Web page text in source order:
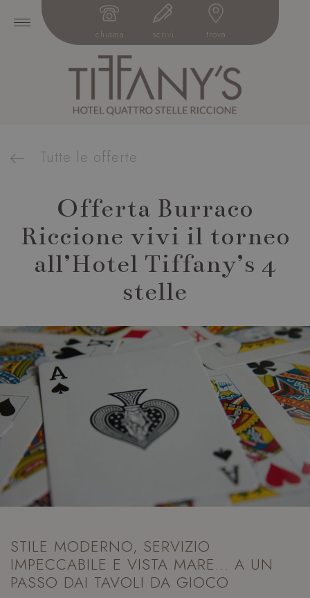
chiama scrivi trova
Tutte le offerte
Offerta Burraco
Riccione vivi il torneo
all’Hotel Tiffany’s 4
stelle
STILE MODERNO, SERVIZIO
IMPECCABILE E VISTA MARE… A UN
PASSO DAI TAVOLI DA GIOCO